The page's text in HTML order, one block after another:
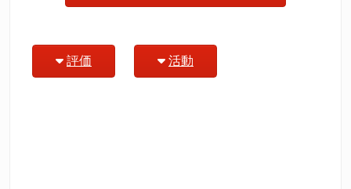
評価 活動